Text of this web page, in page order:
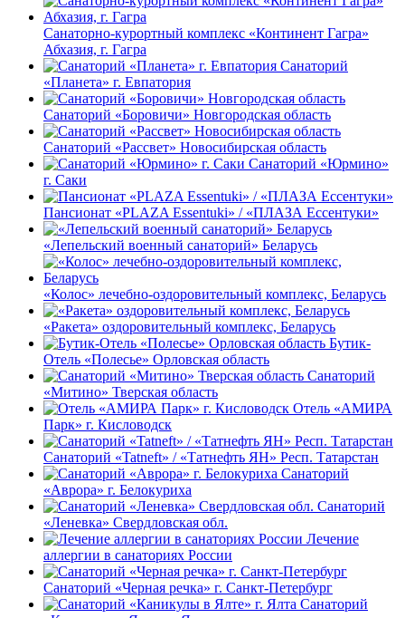
Санаторно-курортный комплекс «Континент Гагра»
Абхазия, г. Гагра
Санаторий
«Планета» г. Евпатория
Санаторий «Боровичи» Новгородская область
Санаторий «Рассвет» Новосибирская область
Санаторий «Юрмино»
г. Саки
Пансионат «PLAZA Essentuki» / «ПЛАЗА Ессентуки»
«Лепельский военный санаторий» Беларусь
«Колос» лечебно-оздоровительный комплекс, Беларусь
«Ракета» оздоровительный комплекс, Беларусь
Бутик-
Отель «Полесье» Орловская область
Санаторий
«Митино» Тверская область
Отель «АМИРА
Парк» г. Кисловодск
Санаторий «Tatneft» / «Татнефть ЯН» Респ. Татарстан
Санаторий
«Аврора» г. Белокуриха
Санаторий
«Леневка» Свердловская обл.
Лечение
аллергии в санаториях России
Санаторий «Черная речка» г. Санкт-Петербург
Санаторий